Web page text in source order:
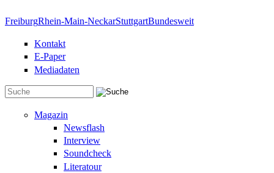
FreiburgRhein-Main-NeckarStuttgartBundesweit
Kontakt
E-Paper
Mediadaten
Magazin
Newsflash
Interview
Soundcheck
Literatour